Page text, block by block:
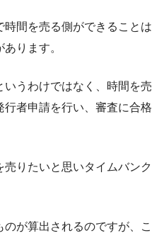
間を売る側ができることは
ります。
うわけではなく、時間を売
者申請を行い、審査に合格
りたいと思いタイムバンク
が算出されるのですが、こ